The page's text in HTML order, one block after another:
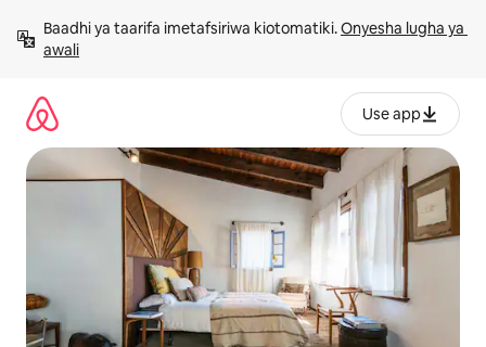
kwenda
kwenye
Baadhi ya taarifa imetafsiriwa kiotomatiki. Onyesha lugha ya
awali
Use app